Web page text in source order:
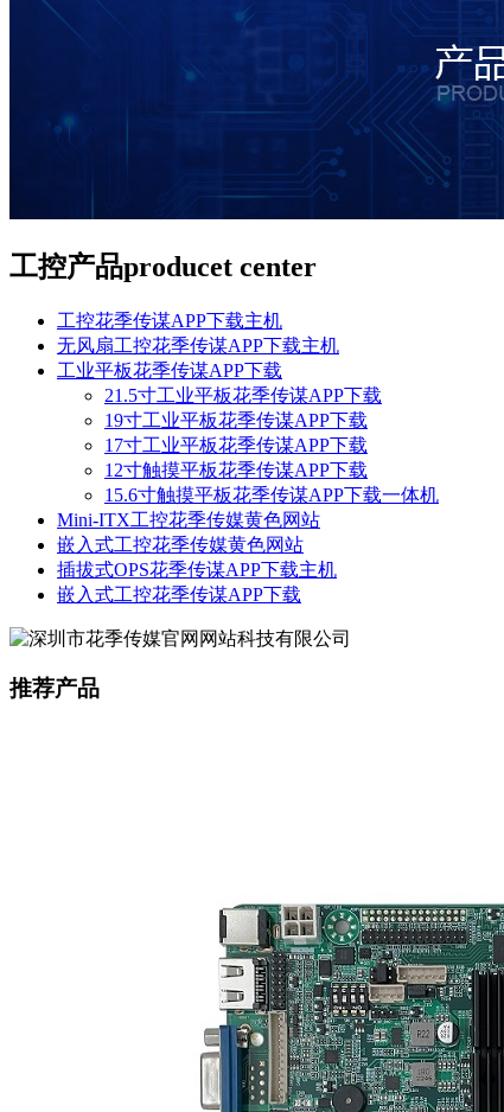
工控产品producet center
工控花季传谋APP下载主机
无风扇工控花季传谋APP下载主机
工业平板花季传谋APP下载
21.5寸工业平板花季传谋APP下载
19寸工业平板花季传谋APP下载
17寸工业平板花季传谋APP下载
12寸触摸平板花季传谋APP下载
15.6寸触摸平板花季传谋APP下载一体机
Mini-ITX工控花季传媒黄色网站
嵌入式工控花季传媒黄色网站
插拔式OPS花季传谋APP下载主机
嵌入式工控花季传谋APP下载
推荐产品